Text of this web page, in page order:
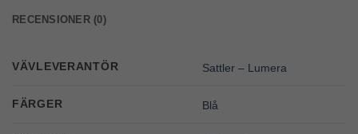
RECENSIONER (0)
VÄVLEVERANTÖR Sattler – Lumera
FÄRGER Blå